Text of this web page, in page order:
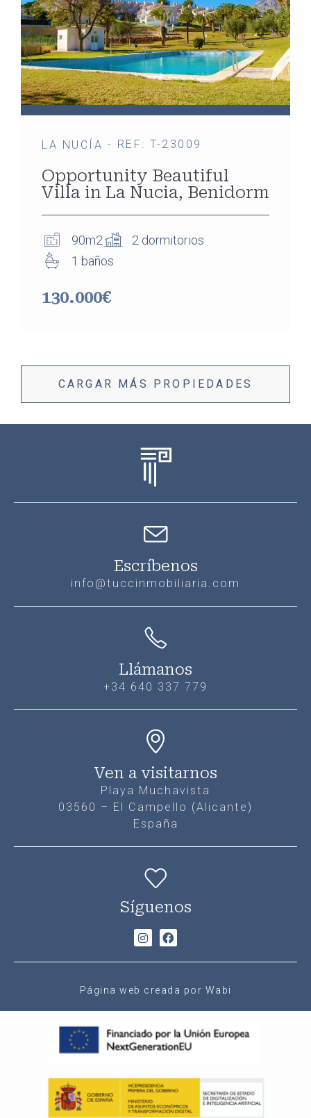
LA NUCÍA - REF: T-23009
Opportunity Beautiful
Villa in La Nucia, Benidorm
90m2
2 dormitorios
1 baños
130.000€
CARGAR MÁS PROPIEDADES
Escríbenos
info@tuccinmobiliaria.com
Llámanos
+34 640 337 779
Ven a visitarnos
Playa Muchavista
03560 – El Campello (Alicante)
España
Síguenos
Página web creada por Wabi